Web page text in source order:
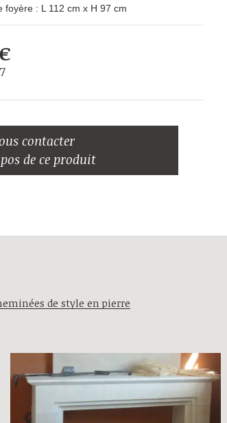
foyère : L 112 cm x H 97 cm
contacter
de ce produit
de style en pierre